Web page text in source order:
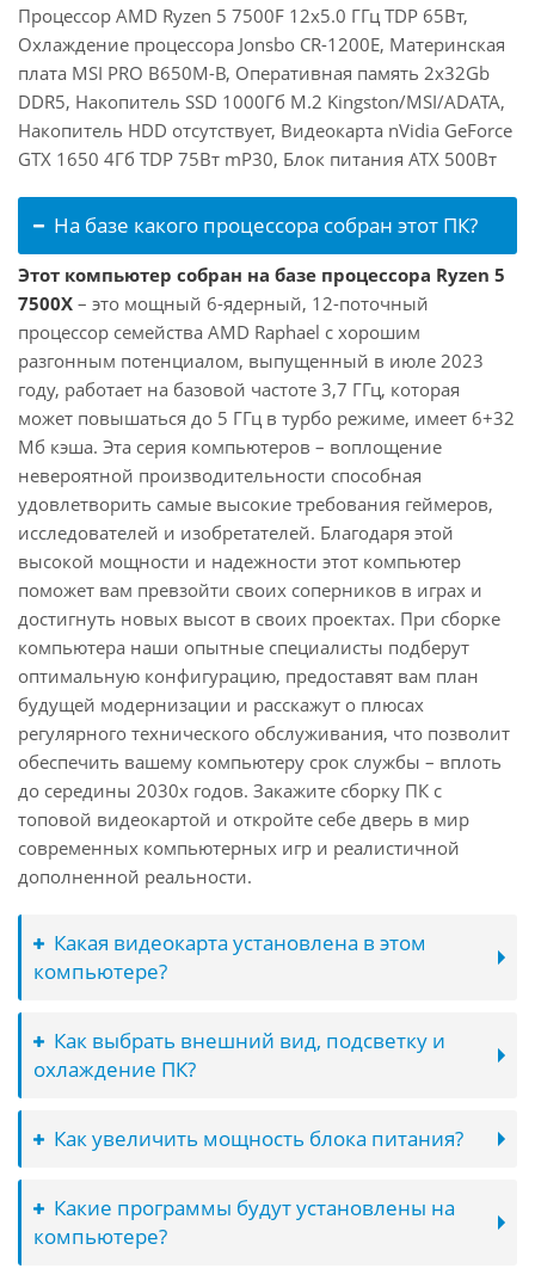
Процессор AMD Ryzen 5 7500F 12x5.0 ГГц TDP 65Вт,
Охлаждение процессора Jonsbo CR-1200E, Материнская
плата MSI PRO B650M-B, Оперативная память 2x32Gb
DDR5, Накопитель SSD 1000Гб M.2 Kingston/MSI/ADATA,
Накопитель HDD отсутствует, Видеокарта nVidia GeForce
GTX 1650 4Гб TDP 75Вт mP30, Блок питания ATX 500Вт
На базе какого процессора собран этот ПК?
Этот компьютер собран на базе процессора Ryzen 5
7500X – это мощный 6-ядерный, 12-поточный
процессор семейства AMD Raphael с хорошим
разгонным потенциалом, выпущенный в июле 2023
году, работает на базовой частоте 3,7 ГГц, которая
может повышаться до 5 ГГц в турбо режиме, имеет 6+32
Мб кэша. Эта серия компьютеров – воплощение
невероятной производительности способная
удовлетворить самые высокие требования геймеров,
исследователей и изобретателей. Благодаря этой
высокой мощности и надежности этот компьютер
поможет вам превзойти своих соперников в играх и
достигнуть новых высот в своих проектах. При сборке
компьютера наши опытные специалисты подберут
оптимальную конфигурацию, предоставят вам план
будущей модернизации и расскажут о плюсах
регулярного технического обслуживания, что позволит
обеспечить вашему компьютеру срок службы – вплоть
до середины 2030х годов. Закажите сборку ПК с
топовой видеокартой и откройте себе дверь в мир
современных компьютерных игр и реалистичной
дополненной реальности.
Какая видеокарта установлена в этом
компьютере?
Как выбрать внешний вид, подсветку и
охлаждение ПК?
Как увеличить мощность блока питания?
Какие программы будут установлены на
компьютере?